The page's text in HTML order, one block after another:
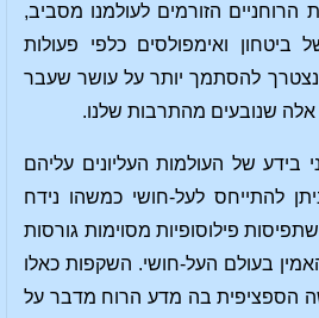
הזורמים לעולמנו מסביב,
ביטחון ואימפולסים כלפי פעולות
להסתמך יותר על עושר שעבר
שנובעים מהתרבות שלנו.
בידע של העולמות העליונים עליהם
להתייחס לעל-חושי כמשהו נידח
שתפיסות פילוסופיות מסוימות גורסות
בעולם העל-חושי. השקפות כאלו
הספציפית בה מדע הרוח מדבר על